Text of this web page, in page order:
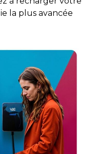
la plus avancée